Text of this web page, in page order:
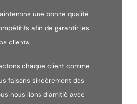
une bonne qualité
afin de garantir les
clients.
chaque client comme
faisons sincèrement des
nous lions d'amitié avec